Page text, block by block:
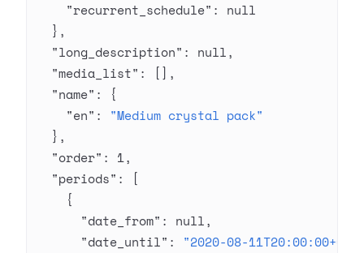
    "recurrent_schedule"
: null
  },
  "long_description"
: null,
  "media_list"
: [],
  "name"
: {
    "en"
: "Medium crystal pack"
  },
  "order"
: 1,
  "periods"
: [
    {
      "date_from"
: null,
      "date_until"
: "2020-08-